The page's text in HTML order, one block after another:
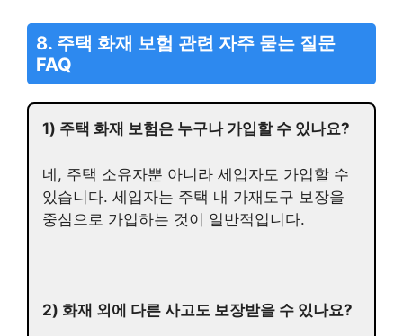
8. 주택 화재 보험 관련 자주 묻는 질문
FAQ
1) 주택 화재 보험은 누구나 가입할 수 있나요?
네, 주택 소유자뿐 아니라 세입자도 가입할 수
있습니다. 세입자는 주택 내 가재도구 보장을
중심으로 가입하는 것이 일반적입니다.
2) 화재 외에 다른 사고도 보장받을 수 있나요?